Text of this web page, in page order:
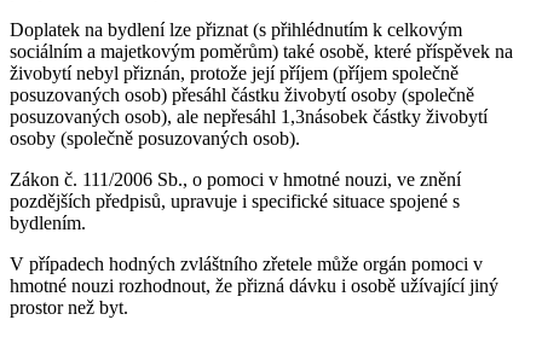
Doplatek na bydlení lze přiznat (s přihlédnutím k celkovým
sociálním a majetkovým poměrům) také osobě, které příspěvek na
živobytí nebyl přiznán, protože její příjem (příjem společně
posuzovaných osob) přesáhl částku živobytí osoby (společně
posuzovaných osob), ale nepřesáhl 1,3násobek částky živobytí
osoby (společně posuzovaných osob).
Zákon č. 111/2006 Sb., o pomoci v hmotné nouzi, ve znění
pozdějších předpisů, upravuje i specifické situace spojené s
bydlením.
V případech hodných zvláštního zřetele může orgán pomoci v
hmotné nouzi rozhodnout, že přizná dávku i osobě užívající jiný
prostor než byt.